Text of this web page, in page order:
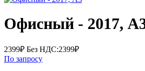
Офисный - 2017,
2399₽ Без НДС:2399₽
По запросу